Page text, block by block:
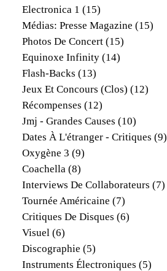
Electronica 1 (15)
Médias: Presse Magazine (15)
Photos De Concert (15)
Equinoxe Infinity (14)
Flash-Backs (13)
Jeux Et Concours (clos) (12)
Récompenses (12)
Jmj - Grandes Causes (10)
Dates À L'étranger - Critiques (9)
Oxygène 3 (9)
Coachella (8)
Interviews De Collaborateurs (7)
Tournée Américaine (7)
Critiques De Disques (6)
Visuel (6)
Discographie (5)
Instruments Électroniques (5)